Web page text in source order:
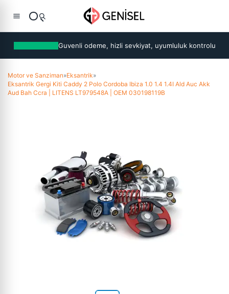
Guvenli odeme, hizli sevkiyat, uyumluluk kontrolu
Motor ve Sanziman»Eksantrik»
Eksantrik Gergi Kiti Caddy 2 Polo Cordoba Ibiza 1.0 1.4 1.4I Ald Auc Akk
Aud Bah Ccra | LITENS LT979548A | OEM 030198119B